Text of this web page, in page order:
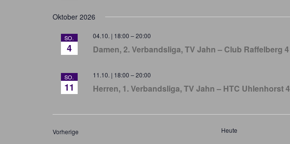
Oktober 2026
SO.
4 Damen, 2. Verbandsliga, TV Jahn – Club Raffelberg 4
04.10. | 18:00 –20:00
SO.
11 Herren, 1. Verbandsliga, TV Jahn – HTC Uhlenhorst 4
11.10. | 18:00 –20:00
VorherigeVeranstaltungen Heute